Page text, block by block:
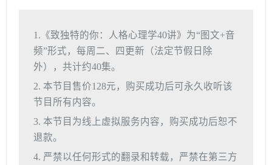
1.《致独特的你：人格心理学40讲》为“图文+音
频”形式，每周二、四更新（法定节假日除
外），共计约40集。
2. 本节目售价128元，购买成功后可永久收听该
节目所有内容。
3. 本节目为线上虚拟服务内容，购买成功后恕不
退款。
4. 严禁以任何形式的翻录和转载，严禁在第三方